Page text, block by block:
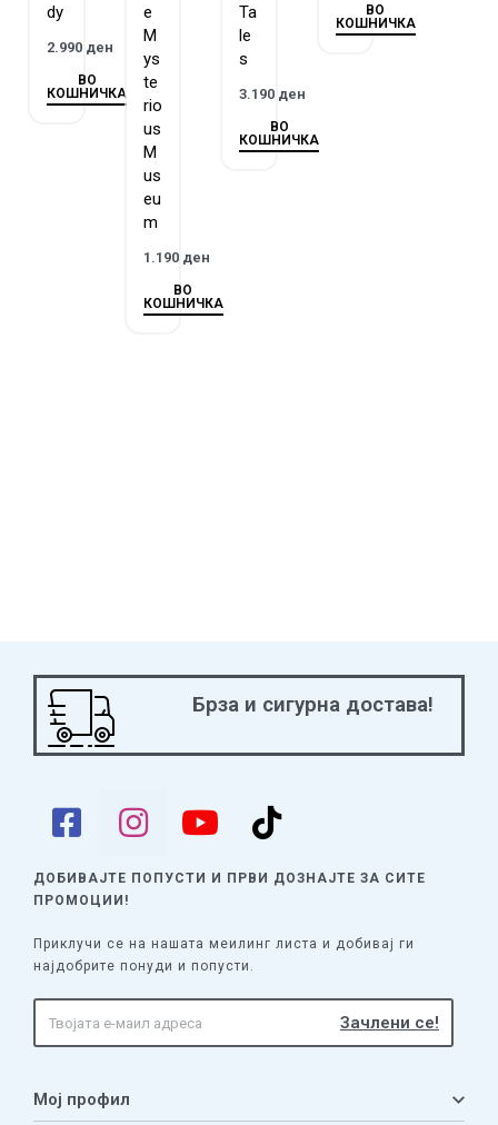
dy
2.990 ден
ВО
КОШНИЧКА
e
M
ys
te
rio
us
M
us
eu
m
1.190 ден
ВО
КОШНИЧКА
Ta
le
s
3.190 ден
ВО
КОШНИЧКА
ВО
КОШНИЧКА
Брза и сигурна достава!
ДОБИВАЈТЕ ПОПУСТИ И ПРВИ ДОЗНАЈТЕ ЗА СИТЕ
ПРОМОЦИИ!
Приклучи се на нашата меилинг листа и добивај ги
најдобрите понуди и попусти.
Мој профил